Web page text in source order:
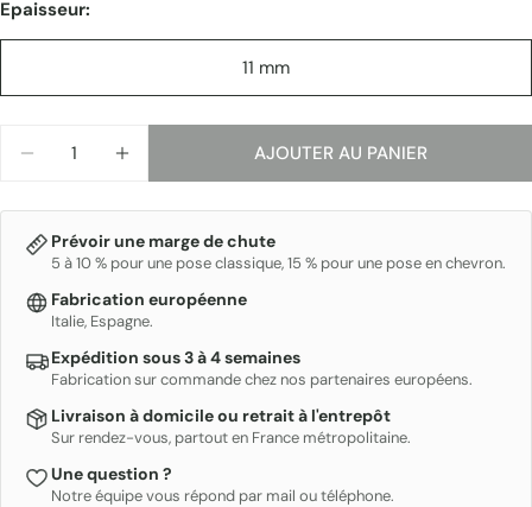
Epaisseur:
11 mm
AJOUTER AU PANIER
Prévoir une marge de chute
5 à 10 % pour une pose classique, 15 % pour une pose en chevron.
Fabrication européenne
Italie, Espagne.
Expédition sous 3 à 4 semaines
Fabrication sur commande chez nos partenaires européens.
Livraison à domicile ou retrait à l'entrepôt
Sur rendez-vous, partout en France métropolitaine.
Une question ?
Notre équipe vous répond par mail ou téléphone.
ENVOYER